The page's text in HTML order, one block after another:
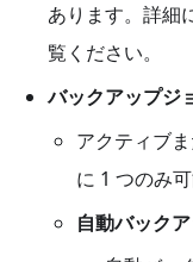
あります。詳細
覧ください。
バックアップジ
アクティブ
に 1 つのみ可
自動バック